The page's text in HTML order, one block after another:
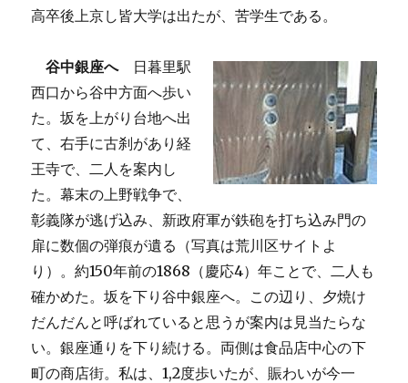
高卒後上京し皆大学は出たが、苦学生である。
谷中銀座へ日暮里駅
西口から谷中方面へ歩い
た。坂を上がり台地へ出
て、右手に古刹があり経
王寺で、二人を案内し
た。幕末の上野戦争で、
彰義隊が逃げ込み、新政府軍が鉄砲を打ち込み門の
扉に数個の弾痕が遺る（写真は荒川区サイトよ
り）。約150年前の1868（慶応4）年ことで、二人も
確かめた。坂を下り谷中銀座へ。この辺り、夕焼け
だんだんと呼ばれていると思うが案内は見当たらな
い。銀座通りを下り続ける。両側は食品店中心の下
町の商店街。私は、1,2度歩いたが、賑わいが今一